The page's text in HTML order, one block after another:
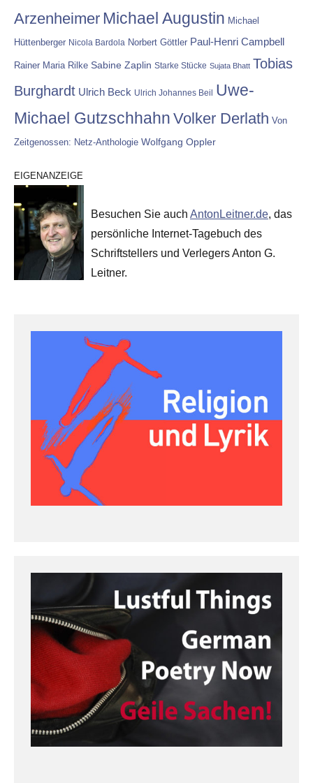
Arzenheimer Michael Augustin Michael
Hüttenberger Nicola Bardola Norbert Göttler Paul-Henri Campbell
Rainer Maria Rilke Sabine Zaplin Starke Stücke Sujata Bhatt Tobias
Burghardt Ulrich Beck Ulrich Johannes Beil Uwe-
Michael Gutzschhahn Volker Derlath Von
Zeitgenossen: Netz-Anthologie Wolfgang Oppler
EIGENANZEIGE
Besuchen Sie auch AntonLeitner.de, das
persönliche Internet-Tagebuch des
Schriftstellers und Verlegers Anton G.
Leitner.